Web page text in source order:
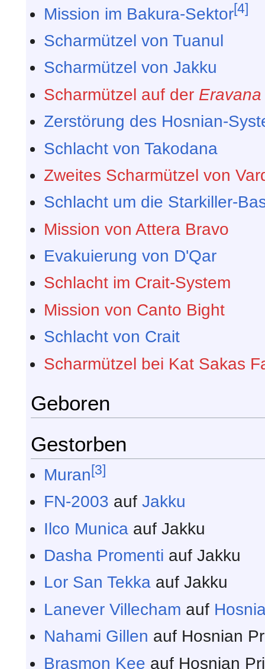
Mission im Bakura-Sektor[4]
Scharmützel von Tuanul
Scharmützel von Jakku
Scharmützel auf der Eravana
Zerstörung des Hosnian-
Schlacht von Takodana
Zweites Scharmützel von
Schlacht um die Starkiller-
Mission von Attera Bravo
Evakuierung von D'Qar
Schlacht im Crait-System
Mission von Canto Bight
Schlacht von Crait
Scharmützel bei Kat Sakas
Geboren
Gestorben
Muran[3]
FN-2003 aufJakku
Ilco Munica auf Jakku
Dasha Promenti auf Jakku
Lor San Tekka auf Jakku
Lanever Villecham auf
Nahami Gillen auf Hosnian
Brasmon Kee auf Hosnian